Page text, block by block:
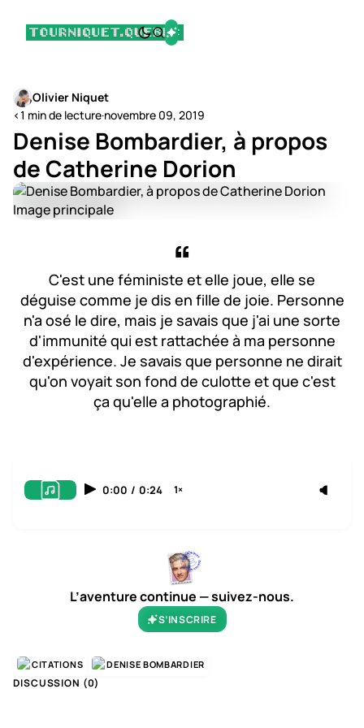
Olivier Niquet
<1 min de lecture·novembre 09, 2019
Denise Bombardier, à propos
de Catherine Dorion
C'est une féministe et elle joue, elle se
déguise comme je dis en fille de joie. Personne
n'a osé le dire, mais je savais que j'ai une sorte
d'immunité qui est rattachée à ma personne
d'expérience. Je savais que personne ne dirait
qu'on voyait son fond de culotte et que c'est
ça qu'elle a photographié.
0:00 / 0:24 1×
L’aventure continue — suivez-nous.
S’INSCRIRE
CITATIONS DENISE BOMBARDIER
DISCUSSION (0)